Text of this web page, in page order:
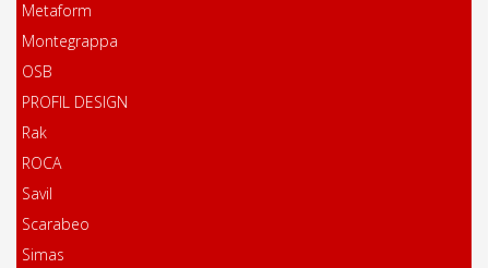
Metaform
Montegrappa
OSB
PROFIL DESIGN
Rak
ROCA
Savil
Scarabeo
Simas